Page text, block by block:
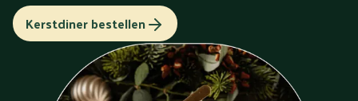
Kerstdiner bestellen